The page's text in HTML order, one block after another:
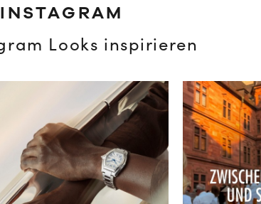
Looks inspirieren